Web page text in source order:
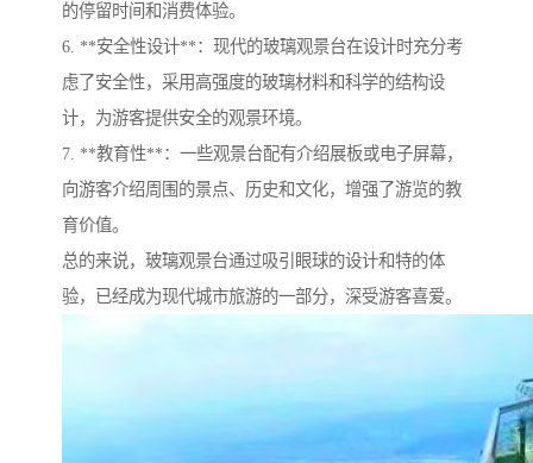
的停留时间和消费体验。
6. **安全性设计**：现代的玻璃观景台在设计时充分考
虑了安全性，采用高强度的玻璃材料和科学的结构设
计，为游客提供安全的观景环境。
7. **教育性**：一些观景台配有介绍展板或电子屏幕，
向游客介绍周围的景点、历史和文化，增强了游览的教
育价值。
总的来说，玻璃观景台通过吸引眼球的设计和特的体
验，已经成为现代城市旅游的一部分，深受游客喜爱。